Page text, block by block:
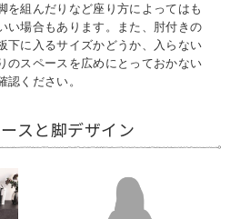
を組んだりなど座り方によってはも
い場合もあります。また、肘付きの
下に入るサイズかどうか、入らない
のスペースを広めにとっておかない
認ください。
スと脚デザイン